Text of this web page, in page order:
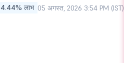
लाभ 05 अगस्त, 2026 3:54 PM (IST)